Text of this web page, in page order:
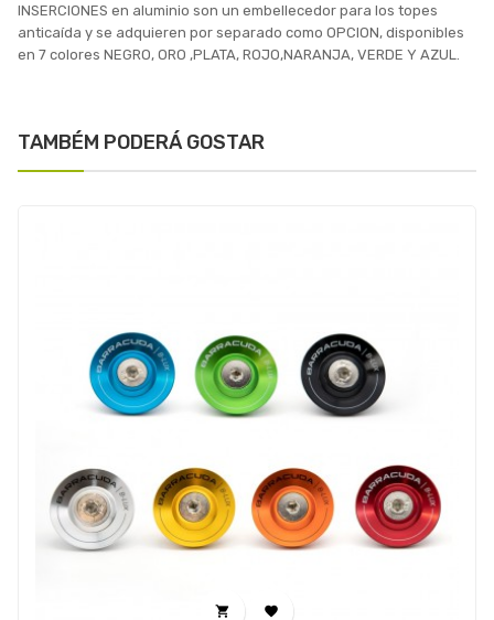
INSERCIONES en aluminio son un embellecedor para los topes
anticaída y se adquieren por separado como OPCION, disponibles
en 7 colores NEGRO, ORO ,PLATA, ROJO,NARANJA, VERDE Y AZUL.
TAMBÉM PODERÁ GOSTAR
 